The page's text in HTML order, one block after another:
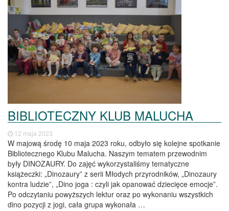
BIBLIOTECZNY KLUB MALUCHA
12 maja 2023
W majową środę 10 maja 2023 roku, odbyło się kolejne spotkanie
Bibliotecznego Klubu Malucha. Naszym tematem przewodnim
były DINOZAURY. Do zajęć wykorzystaliśmy tematyczne
książeczki: „Dinozaury” z serii Młodych przyrodników, „Dinozaury
kontra ludzie”, „Dino joga : czyli jak opanować dziecięce emocje”.
Po odczytaniu powyższych lektur oraz po wykonaniu wszystkich
dino pozycji z jogi, cała grupa wykonała …